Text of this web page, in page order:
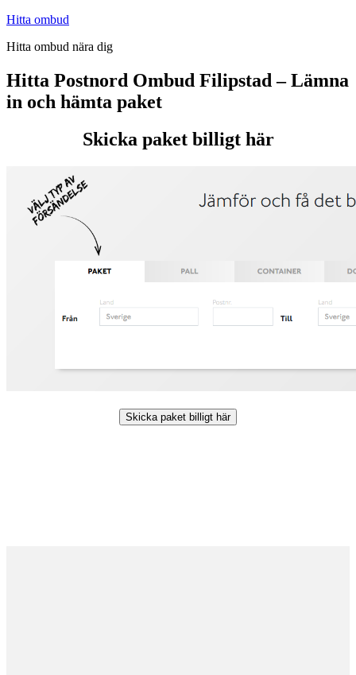
Hoppa
innehåll
Hitta ombud
Hitta ombud nära dig
Hitta Postnord Ombud Filipstad – Lämna
in och hämta paket
Skicka paket billigt här
Skicka paket billigt här